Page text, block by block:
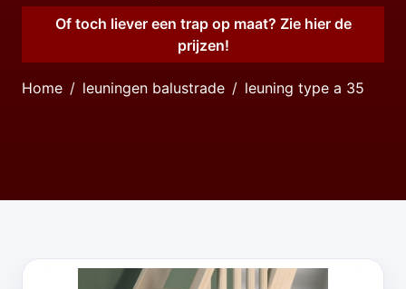
Of toch liever een trap op maat? Zie hier de
prijzen!
Home leuningen balustrade leuning type a 35